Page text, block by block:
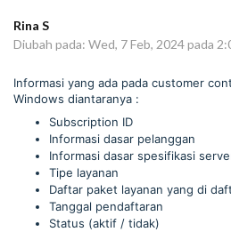
Rina S
Diubah pada: Wed, 7 Feb, 2024 pada
Informasi yang ada pada customer
Windows diantaranya :
Subscription ID
Informasi dasar pelanggan
Informasi dasar spesifikasi
Tipe layanan
Daftar paket layanan yang di
Tanggal pendaftaran
Status (aktif / tidak)